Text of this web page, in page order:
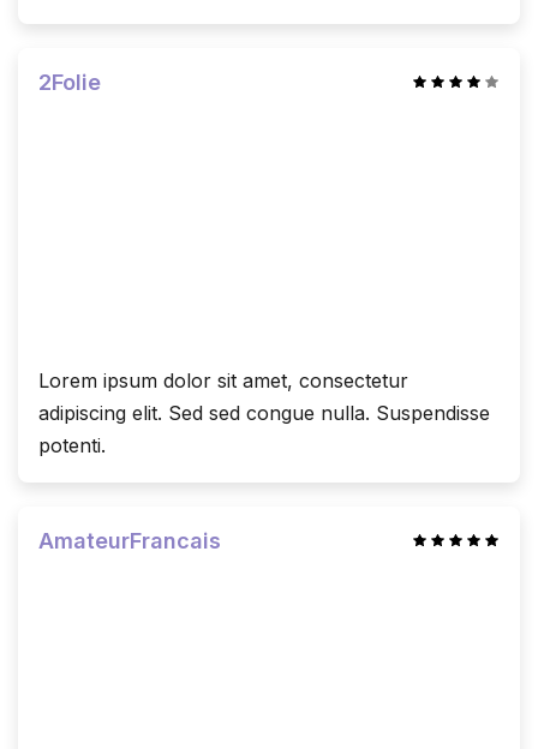
2Folie
Lorem ipsum dolor sit amet, consectetur
adipiscing elit. Sed sed congue nulla. Suspendisse
potenti.
AmateurFrancais